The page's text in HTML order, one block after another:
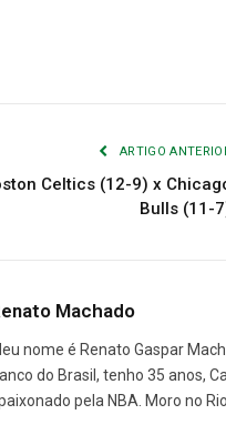
ARTIGO
Celtics (12-9) x
Bulls (11-
Machado
nome é Renato Gaspar
do Brasil, tenho 35 anos,
pela NBA. Moro no